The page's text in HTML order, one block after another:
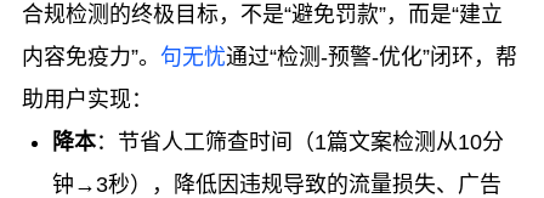
合规检测的终极目标，不是“避免罚款”，而是“建立
内容免疫力”。 句无忧通过“检测-预警-优化”闭环，帮
助用户实现：
降本：节省人工筛查时间（1篇文案检测从10分
钟→3秒），降低因违规导致的流量损失、广告